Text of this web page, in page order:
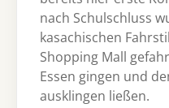
nach Schulschluss
kasachischen
Shopping Mall
Essen gingen und
ausklingen ließen.